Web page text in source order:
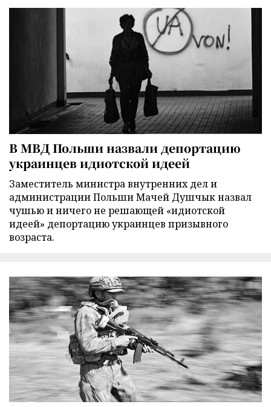
В МВД Польши назвали депортацию
украинцев идиотской идеей
Заместитель министра внутренних дел и
администрации Польши Мачей Душчык назвал
чушью и ничего не решающей «идиотской
идеей» депортацию украинцев призывного
возраста.